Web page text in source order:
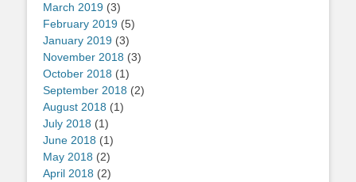
March 2019 (3)
February 2019 (5)
January 2019 (3)
November 2018 (3)
October 2018 (1)
September 2018 (2)
August 2018 (1)
July 2018 (1)
June 2018 (1)
May 2018 (2)
April 2018 (2)